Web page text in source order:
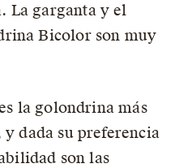
La garganta y el
Bicolor son muy
la golondrina más
dada su preferencia
son las